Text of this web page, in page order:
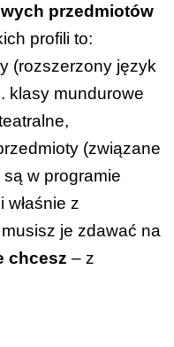
przedmiotów
profili to:
(rozszerzony język
klasy mundurowe
(związane
w programie
z
je zdawać na
chcesz – z